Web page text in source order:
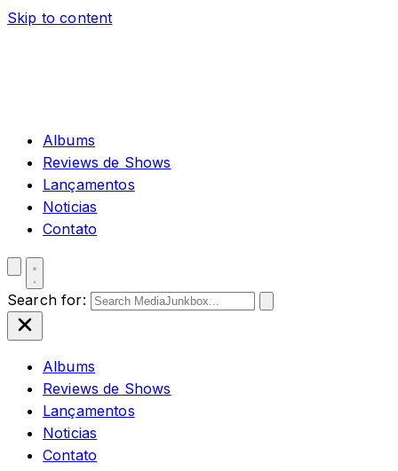
Skip to content
Albums
Reviews de Shows
Lançamentos
Noticias
Contato
Search for:
Albums
Reviews de Shows
Lançamentos
Noticias
Contato